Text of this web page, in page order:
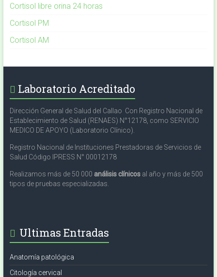
Cortisol libre orina 24 horas
Cortisol PM
Cortisol AM
Laboratorio Acreditado
Dirección General de Salud del Callao Con Registro Nacional de
Establecimiento de Salud (RENAES) N°12178, como SERVICIO
MEDICO DE APOYO (Laboratorio Clínico).
Registro Nacional de Instituciones Prestadoras de Servicios de
Salud Código IPRESS N° 00012178
Realizamos más de 50 000 análisis clínicosal año y más de 500
tipos de pruebas especializadas.
Ultimas Entradas
Anatomía patológica
Citología cervical